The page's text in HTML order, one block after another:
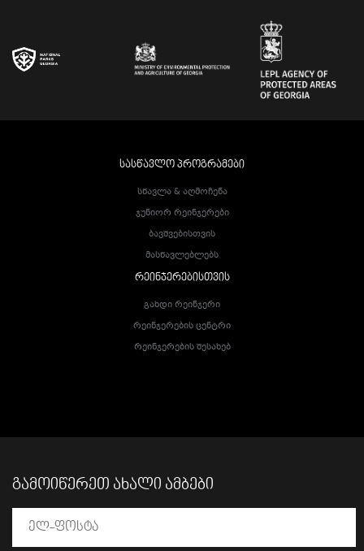
ᲡᲐᲡᲬᲐᲕᲚᲝ ᲞᲠᲝᲒᲠᲐᲛᲔᲑᲘ
Სწავლა & Აღმოჩენა
Ჯუნიორ Რეინჯერები
Ბავშვებისთვის
Მასწავლებლებს
ᲠᲔᲘᲜᲯᲔᲠᲔᲑᲘᲡᲗᲕᲘᲡ
Გახდი Რეინჯერი
Რეინჯერების Ცენტრი
Რეინჯერების Შესახებ
ᲒᲐᲛᲝᲘᲬᲔᲠᲔᲗ ᲐᲮᲐᲚᲘ ᲐᲛᲑᲔᲑᲘ